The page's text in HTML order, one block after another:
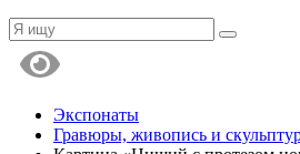
Экспонаты
Гравюры, живопись и